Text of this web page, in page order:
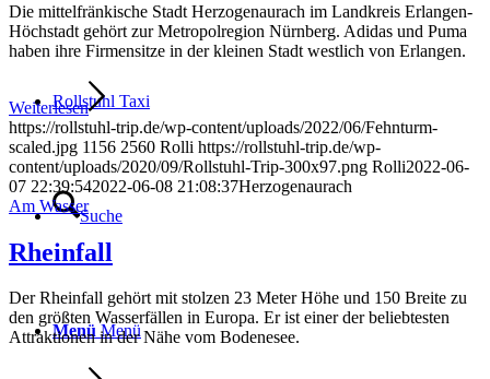
Rollstuhl Taxi
Suche
Menü Menü
Die mittelfränkische Stadt Herzogenaurach im Landkreis Erlangen-
Höchstadt gehört zur Metropolregion Nürnberg. Adidas und Puma
haben ihre Firmensitze in der kleinen Stadt westlich von Erlangen.
Weiterlesen
https://rollstuhl-trip.de/wp-content/uploads/2022/06/Fehnturm-
scaled.jpg 1156 2560 Rolli https://rollstuhl-trip.de/wp-
content/uploads/2020/09/Rollstuhl-Trip-300x97.png Rolli2022-06-
07 22:39:542022-06-08 21:08:37Herzogenaurach
Am Wasser
Rheinfall
Der Rheinfall gehört mit stolzen 23 Meter Höhe und 150 Breite zu
den größten Wasserfällen in Europa. Er ist einer der beliebtesten
Attraktionen in der Nähe vom Bodenesee.